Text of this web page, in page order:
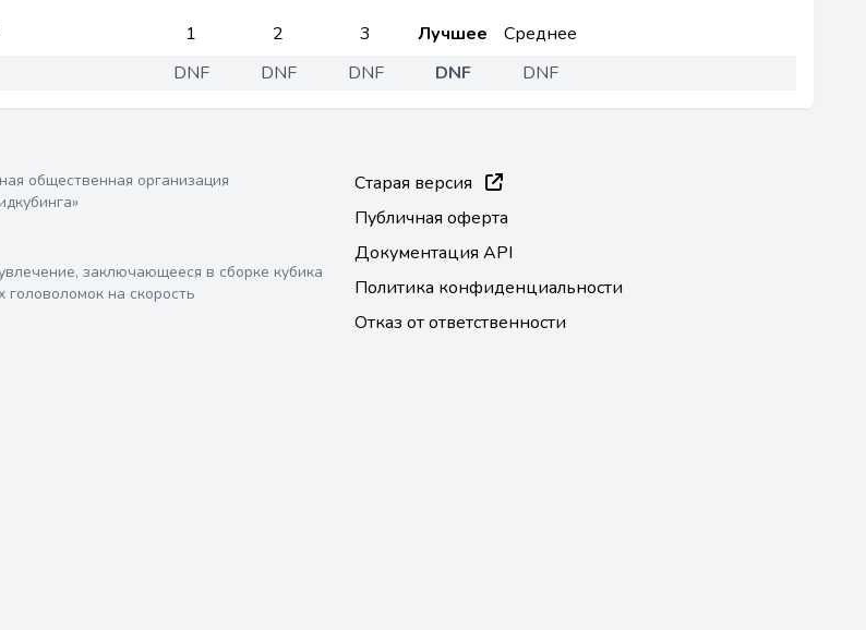
1 2 3 Лучшее
Среднее
DNF DNF DNF DNF DNF
общественная организация
заключающееся в сборке кубика
головоломок на скорость
Старая версия
Публичная оферта
Документация API
Политика конфиденциальности
Отказ от ответственности